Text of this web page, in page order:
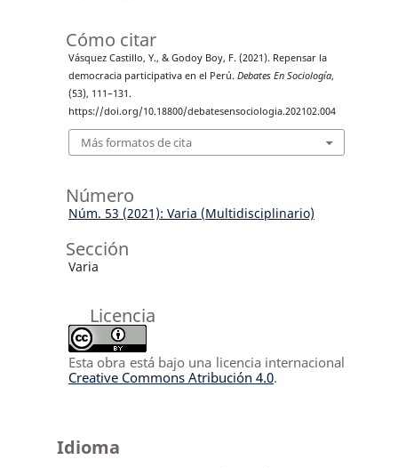
Cómo citar
Vásquez Castillo, Y., & Godoy Boy, F. (2021). Repensar la
democracia participativa en el Perú. Debates En Sociología,
(53), 111–131.
https://doi.org/10.18800/debatesensociologia.202102.004
Más formatos de cita
Número
Núm. 53 (2021): Varia (Multidisciplinario)
Sección
Varia
Licencia
Esta obra está bajo una licencia internacional
Creative Commons Atribución 4.0.
Idioma